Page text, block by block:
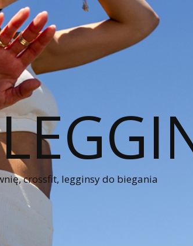
crossfit, legginsy do biegania